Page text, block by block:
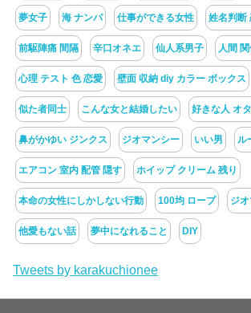
夢女子 海 ナンパ 仕事ができる女性 姓名判断
前駆陣痛 間隔 辛口オネエ 仙人系男子 人間
心理 テスト 色 恋愛 壁面 収納 diy カラー ボックス
似た者同士 こんな女と結婚したい 好きな人 オ
鼻がかゆい ジンクス ジオマンシー いい男 ル
エアコン 室内 配管 隠す ホイップ クリーム 残り
本命の女性にしかしない行動 100均 ロープ ジ
他愛もない話 夢中になれること DIY
Tweets by karakuchionee